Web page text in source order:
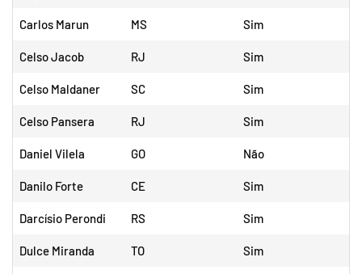
Carlos Marun MS Sim
Celso Jacob RJ Sim
Celso Maldaner SC Sim
Celso Pansera RJ Sim
Daniel Vilela GO Não
Danilo Forte CE Sim
Darcísio Perondi RS Sim
Dulce Miranda TO Sim